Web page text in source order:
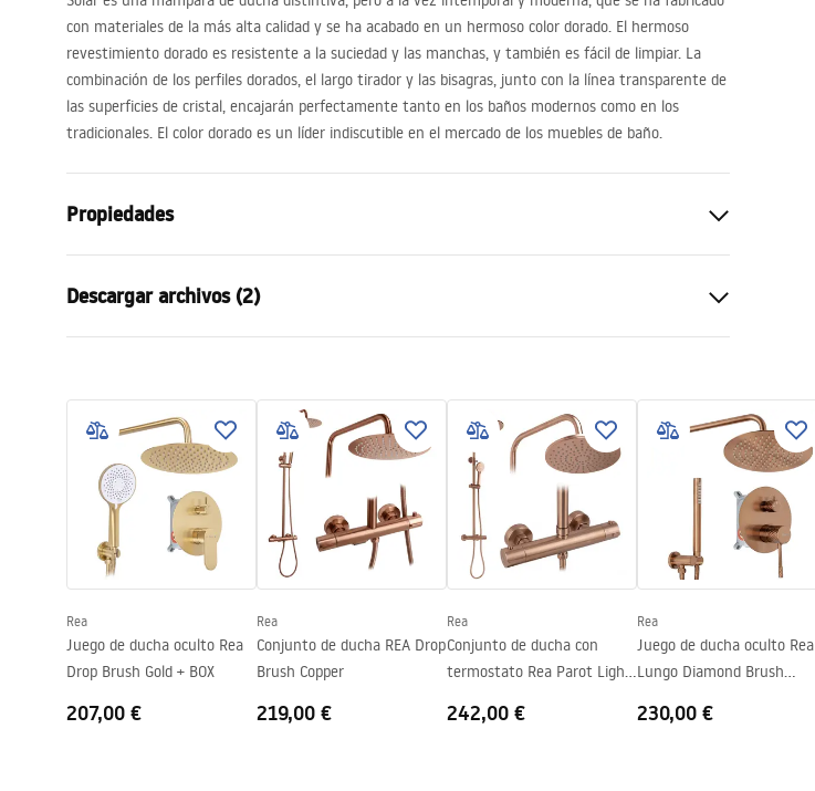
con materiales de la más alta calidad y se ha acabado en un hermoso color dorado. El hermoso
revestimiento dorado es resistente a la suciedad y las manchas, y también es fácil de limpiar. La
combinación de los perfiles dorados, el largo tirador y las bisagras, junto con la línea transparente de
las superficies de cristal, encajarán perfectamente tanto en los baños modernos como en los
tradicionales. El color dorado es un líder indiscutible en el mercado de los muebles de baño.
Propiedades
Color
Tipo de cabina
Esquina
Método de apertura
Solar
Montaje
En el plato de ducha o en el suelo
Altura
1950
mm
Dirección de la cabina
Universal
Garantía
2 años
Revestimiento Easy Clean
Vidrio de la puerta - ambos lados, vidrio fijo -
un lado
Descargar archivos (2)
Warranty_Terms_and_Conditions_
_Shower_Doors__Enclosures__Pan
els__Bath_Screens_-_24.pdf
Información de seguridad
Safety_Information_Shower_Enclo
sure.pdf
Rea
Juego de ducha oculto Rea
Drop Brush Gold + BOX
207,00 €
Rea
Conjunto de ducha REA Drop
Brush Copper
219,00 €
Rea
Conjunto de ducha con
termostato Rea Parot Light
242,00 €
Rea
Juego de ducha oculto Rea
Lungo Diamond Brush
230,00 €